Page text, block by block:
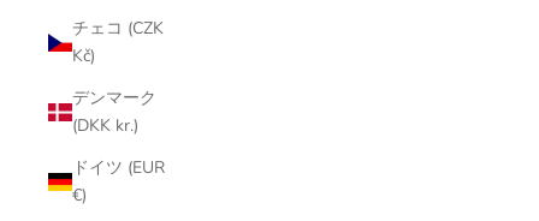
チェコ (CZK
Kč)
デンマーク
(DKK kr.)
ドイツ (EUR
€)